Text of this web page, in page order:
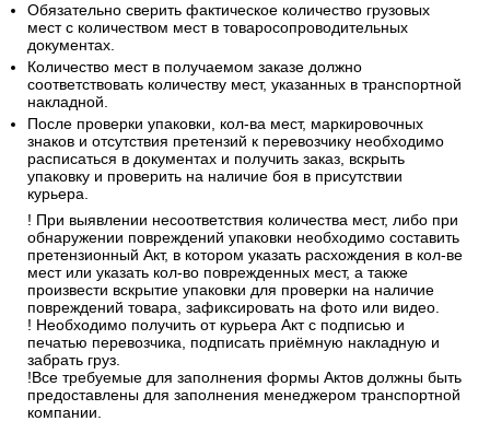
Обязательно сверить фактическое количество грузовых
мест с количеством мест в товаросопроводительных
документах.
Количество мест в получаемом заказе должно
соответствовать количеству мест, указанных в транспортной
накладной.
После проверки упаковки, кол-ва мест, маркировочных
знаков и отсутствия претензий к перевозчику необходимо
расписаться в документах и получить заказ, вскрыть
упаковку и проверить на наличие боя в присутствии
курьера.
! При выявлении несоответствия количества мест, либо при
обнаружении повреждений упаковки необходимо составить
претензионный Акт, в котором указать расхождения в кол-ве
мест или указать кол-во поврежденных мест, а также
произвести вскрытие упаковки для проверки на наличие
повреждений товара, зафиксировать на фото или видео.
! Необходимо получить от курьера Акт с подписью и
печатью перевозчика, подписать приёмную накладную и
забрать груз.
!Все требуемые для заполнения формы Актов должны быть
предоставлены для заполнения менеджером транспортной
компании.